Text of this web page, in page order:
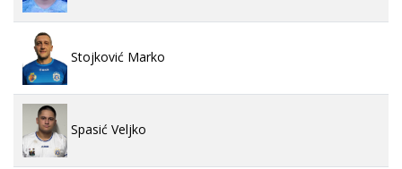
Stojković Marko
Spasić Veljko